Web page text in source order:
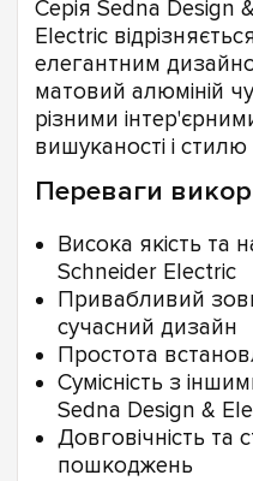
Серія Sedna Design
Electric
елегантним
матовий алюміній
різними
вишуканості і
Переваги
Висока якість та
Schneider Electric
Привабливий
сучасний дизайн
Простота
Сумісність з
Sedna Design &
Довговічність та
пошкоджень